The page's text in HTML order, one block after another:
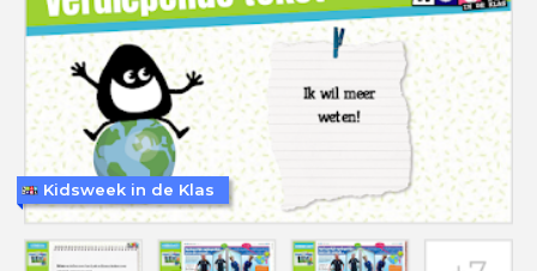
Kidsweek in de Klas